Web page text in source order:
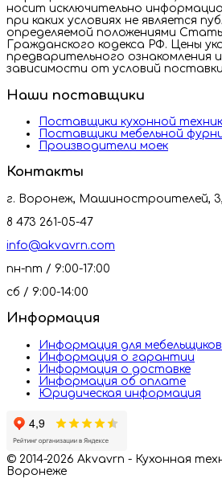
носит исключительно
при каких условиях не является
определяемой положениями
Гражданского кодекса РФ. Цены
предварительного ознакомления
зависимости от условий
Наши поставщики
Поставщики кухонной
Поставщики мебельной
Производители моек
Контакты
г. Воронеж, Машиностроителей,
8 473 261-05-47
info@akvavrn.com
пн-пт / 9:00-17:00
сб / 9:00-14:00
Информация
Информация для мебельщиков
Информация о гарантии
Информация о доставке
Информация об оплате
Юридическая информация
© 2014-2026 Akvavrn - Кухонная
Воронеже